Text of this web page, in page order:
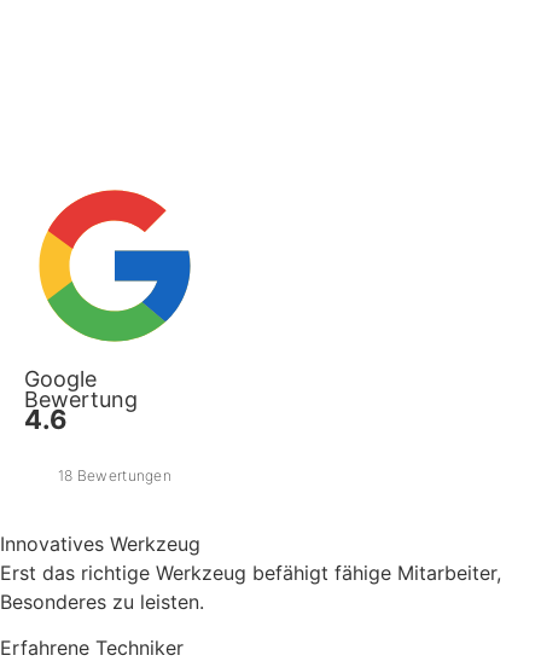
Google
Bewertung
4.6
18 Bewertungen
Innovatives Werkzeug
Erst das richtige Werkzeug befähigt fähige Mitarbeiter,
Besonderes zu leisten.
Erfahrene Techniker